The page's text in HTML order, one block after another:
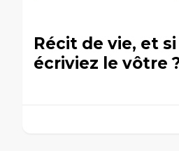
Récit de vie, et
écriviez le vôtre